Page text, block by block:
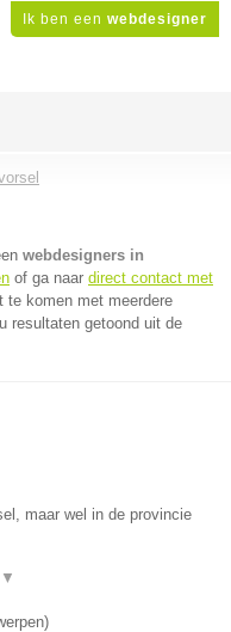
Ik ben een webdesigner
webdesigners in
of ga naar direct contact met
te komen met meerdere
resultaten getoond uit de
maar wel in de provincie
▼
)